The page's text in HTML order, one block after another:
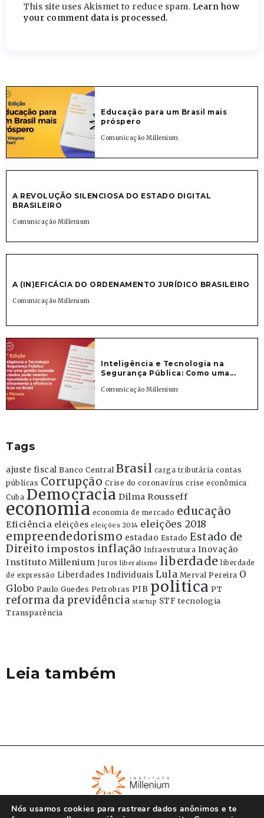
This site uses Akismet to reduce spam. Learn how
your comment data is processed.
Educação para um Brasil mais
próspero
Comunicação Millenium
A REVOLUÇÃO SILENCIOSA DO ESTADO DIGITAL
BRASILEIRO
Comunicação Millenium
A (IN)EFICÁCIA DO ORDENAMENTO JURÍDICO BRASILEIRO
Comunicação Millenium
Inteligência e Tecnologia na
Segurança Pública: Como uma...
Comunicação Millenium
Tags
ajuste fiscal Banco Central Brasil carga tributária contas
públicas Corrupção Crise do coronavírus crise econômica
Cuba Democracia Dilma Rousseff
economia economia de mercado educação
Eficiência eleições eleições 2014 eleições 2018
empreendedorismo estadao Estado Estado de
Direito impostos inflação Infraestrutura Inovação
Instituto Millenium Juros liberalismo liberdade liberdade
de expressão Liberdades Individuais Lula Merval Pereira O
Globo Paulo Guedes Petrobras PIB politica PT
reforma da previdência startup STF tecnologia
Transparência
Leia também
Nós usamos cookies para rastrear dados anônimos e te